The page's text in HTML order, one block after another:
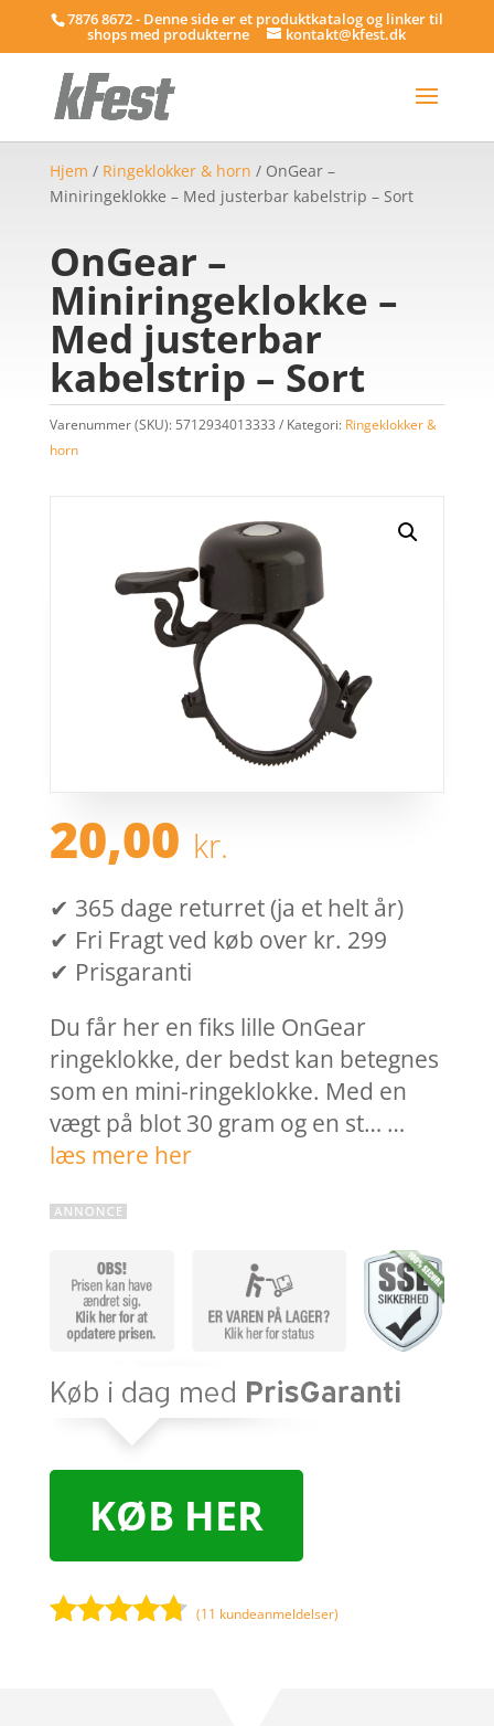
7876 8672 - Denne side er et produktkatalog og linker til
shops med produkterne kontakt@kfest.dk
Hjem / Ringeklokker & horn / OnGear –
Miniringeklokke – Med justerbar kabelstrip – Sort
OnGear –
Miniringeklokke –
Med justerbar
kabelstrip – Sort
Varenummer (SKU): 5712934013333 Kategori: Ringeklokker &
horn
20,00 kr.
✔ 365 dage returret (ja et helt år)
✔ Fri Fragt ved køb over kr. 299
✔ Prisgaranti
Du får her en fiks lille OnGear
ringeklokke, der bedst kan betegnes
som en mini-ringeklokke. Med en
vægt på blot 30 gram og en st… …
læs mere her
KØB HER
(11 kundeanmeldelser)